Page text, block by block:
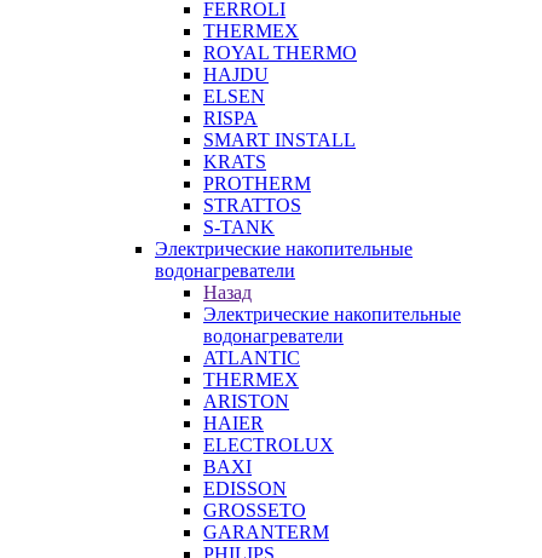
FERROLI
THERMEX
ROYAL THERMO
HAJDU
ELSEN
RISPA
SMART INSTALL
KRATS
PROTHERM
STRATTOS
S-TANK
Электрические накопительные
водонагреватели
Назад
Электрические накопительные
водонагреватели
ATLANTIC
THERMEX
ARISTON
HAIER
ELECTROLUX
BAXI
EDISSON
GROSSETO
GARANTERM
PHILIPS